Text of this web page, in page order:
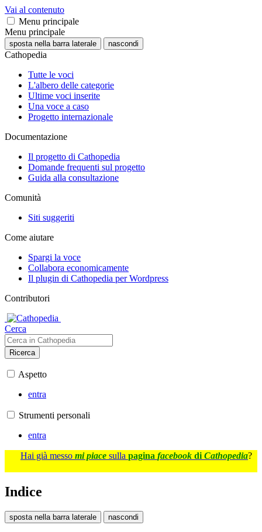
Vai al contenuto
Menu principale
Menu principale
sposta nella barra laterale nascondi
Cathopedia
Tutte le voci
L'albero delle categorie
Ultime voci inserite
Una voce a caso
Progetto internazionale
Documentazione
Il progetto di Cathopedia
Domande frequenti sul progetto
Guida alla consultazione
Comunità
Siti suggeriti
Come aiutare
Spargi la voce
Collabora economicamente
Il plugin di Cathopedia per Wordpress
Contributori
Cerca
Ricerca
Aspetto
entra
Strumenti personali
entra
Hai già messo mi piace sulla pagina facebook di Cathopedia?
Indice
sposta nella barra laterale nascondi